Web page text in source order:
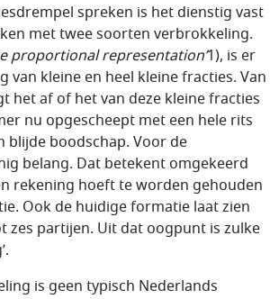
spreken is het dienstig vast
met twee soorten verbrokkeling.
proportional representation’1), is er
van kleine en heel kleine fracties. Van
het af of het van deze kleine fracties
nu opgescheept met een hele rits
blijde boodschap. Voor de
belang. Dat betekent omgekeerd
rekening hoeft te worden gehouden
Ook de huidige formatie laat zien
zes partijen. Uit dat oogpunt is zulke
is geen typisch Nederlands